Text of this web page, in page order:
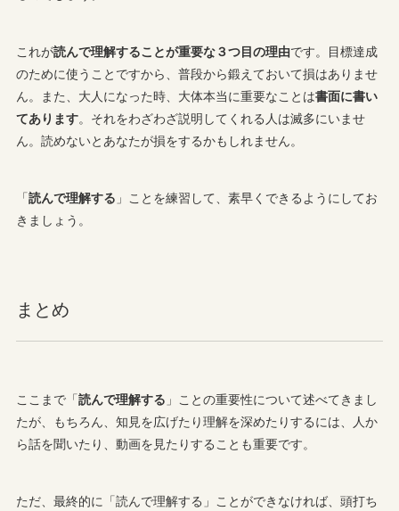
これが読んで理解することが重要な３つ目の理由です。目標達成
のために使うことですから、普段から鍛えておいて損はありませ
ん。また、大人になった時、大体本当に重要なことは書面に書い
てあります。それをわざわざ説明してくれる人は滅多にいませ
ん。読めないとあなたが損をするかもしれません。
「読んで理解する 」ことを練習して、素早くできるようにしてお
きましょう。
まとめ
ここまで「読んで理解する 」ことの重要性について述べてきまし
たが、もちろん、知見を広げたり理解を深めたりするには、人か
ら話を聞いたり、動画を見たりすることも重要です。
ただ、最終的に「読んで理解する」ことができなければ、頭打ち